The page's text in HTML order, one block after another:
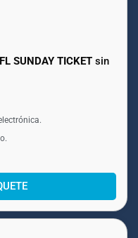
SUNDAY TICKET sin